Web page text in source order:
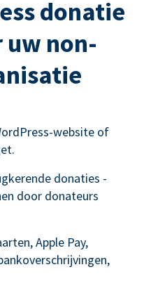
donatie
non-
website of
donaties -
door donateurs
Apple Pay,